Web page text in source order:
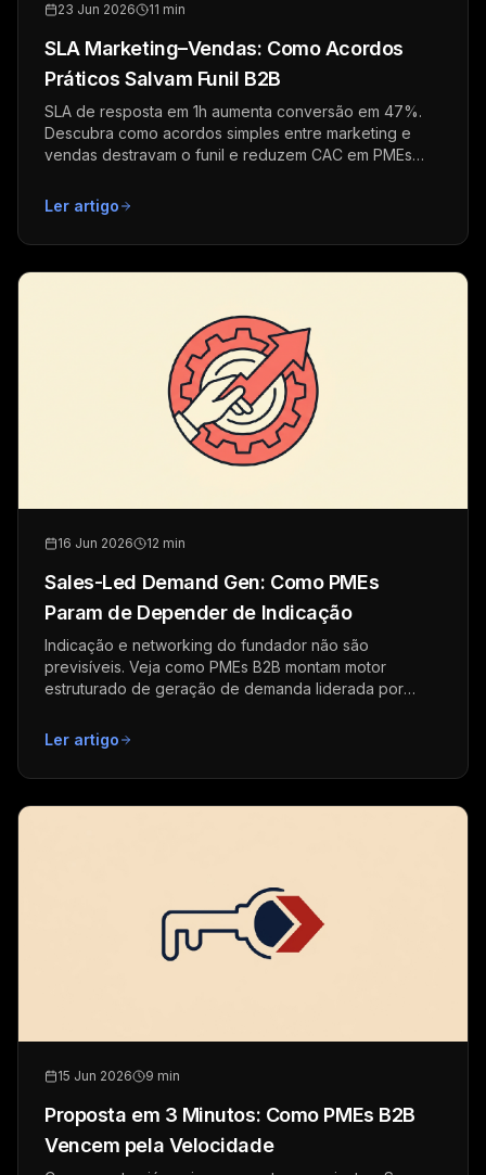
23 Jun 2026 11 min
SLA Marketing–Vendas: Como Acordos
Práticos Salvam Funil B2B
SLA de resposta em 1h aumenta conversão em 47%.
Descubra como acordos simples entre marketing e
vendas destravam o funil e reduzem CAC em PMEs
Ler artigo
16 Jun 2026 12 min
Sales-Led Demand Gen: Como PMEs
Param de Depender de Indicação
Indicação e networking do fundador não são
previsíveis. Veja como PMEs B2B montam motor
estruturado de geração de demanda liderada por
Ler artigo
15 Jun 2026 9 min
Proposta em 3 Minutos: Como PMEs B2B
Vencem pela Velocidade